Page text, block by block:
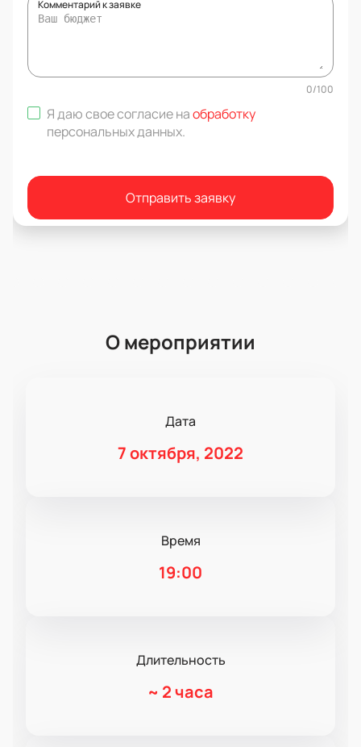
Комментарий к заявке
0/100
Я даю свое согласие наобработку
персональных данных.
Отправить заявку
О мероприятии
Дата
7 октября, 2022
Время
19:00
Длительность
~ 2 часа